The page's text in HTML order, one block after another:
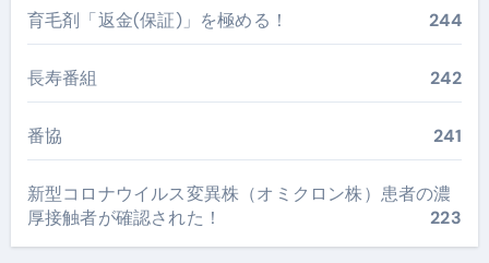
育毛剤「返金(保証)」を極める！ 244
長寿番組 242
番協 241
新型コロナウイルス変異株（オミクロン株）患者の濃
厚接触者が確認された！
223